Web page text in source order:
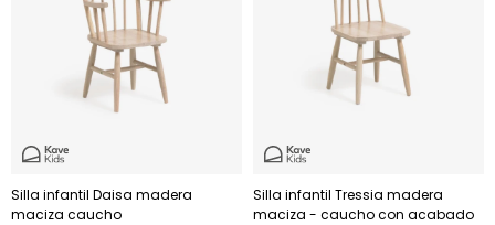
Silla infantil Daisa madera
maciza caucho
Silla infantil Tressia madera
maciza - caucho con acabado